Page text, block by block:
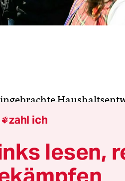
Milliarden Euro für den
in diesem Jahr nur
12,43 Milliarden
zahl ich
lesen,